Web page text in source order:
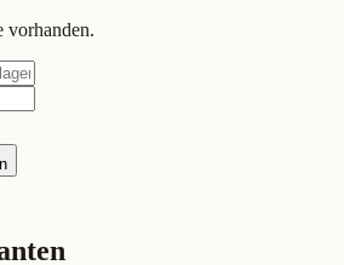
vorhanden.